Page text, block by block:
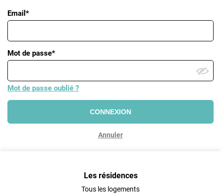
Email*
Mot de passe*
Mot de passe oublié ?
CONNEXION
Annuler
Les résidences
Tous les logements